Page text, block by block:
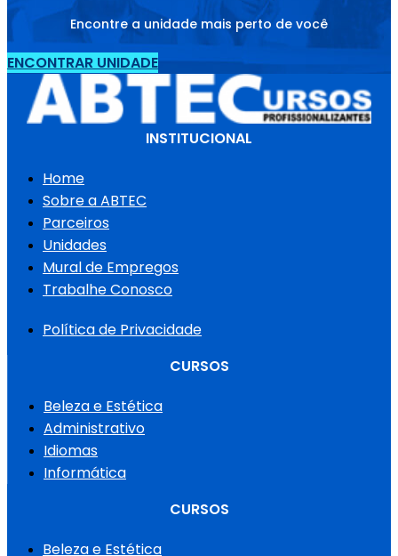
Encontre a unidade mais perto de você
ENCONTRAR UNIDADE
INSTITUCIONAL
Home
Sobre a ABTEC
Parceiros
Unidades
Mural de Empregos
Trabalhe Conosco
Política de Privacidade
CURSOS
Beleza e Estética
Administrativo
Idiomas
Informática
CURSOS
Beleza e Estética